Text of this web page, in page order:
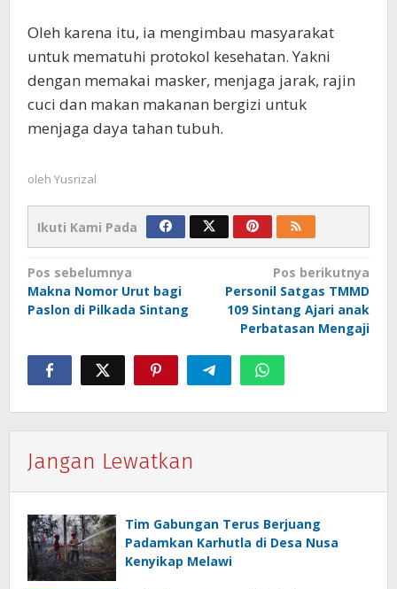
Oleh karena itu, ia mengimbau masyarakat
untuk mematuhi protokol kesehatan. Yakni
dengan memakai masker, menjaga jarak, rajin
cuci dan makan makanan bergizi untuk
menjaga daya tahan tubuh.
oleh Yusrizal
Ikuti Kami Pada
Navigasi
pos
Pos sebelumnya
Makna Nomor Urut bagi
Paslon di Pilkada Sintang
Pos berikutnya
Personil Satgas TMMD
109 Sintang Ajari anak
Perbatasan Mengaji
Jangan Lewatkan
Tim Gabungan Terus Berjuang
Padamkan Karhutla di Desa Nusa
Kenyikap Melawi